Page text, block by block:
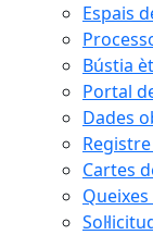
Espais
Bústia
Portal
Dades
Cartes